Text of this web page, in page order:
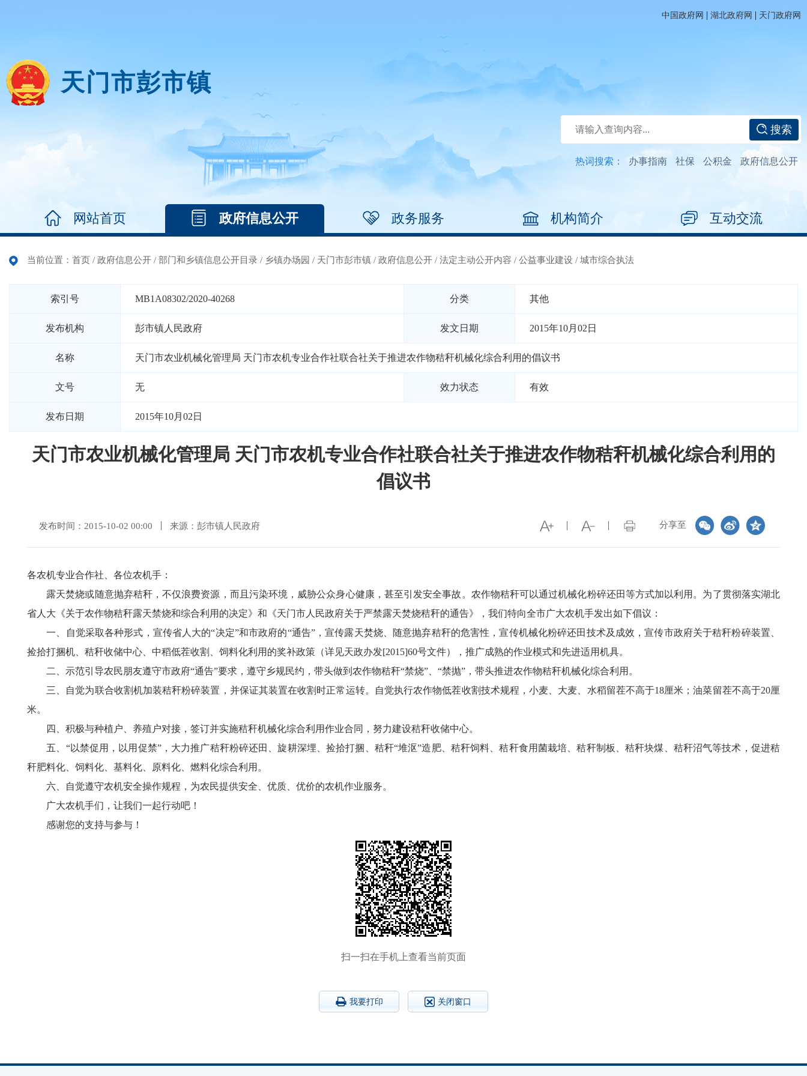
中国政府网 | 湖北政府网 | 天门政府网
天门市彭市镇
搜索
热词搜索： 办事指南 社保 公积金 政府信息公开
网站首页 政府信息公开 政务服务 机构简介 互动交流
当前位置： 首页 / 政府信息公开 / 部门和乡镇信息公开目录 / 乡镇办场园 / 天门市彭市镇 / 政府信息公开 / 法定主动公开内容 / 公益事业建设 / 城市综合执法
索引号 MB1A08302/2020-40268 分类 其他
发布机构 彭市镇人民政府 发文日期 2015年10月02日
名称 天门市农业机械化管理局 天门市农机专业合作社联合社关于推进农作物秸秆机械化综合利用的倡议书
文号 无 效力状态 有效
发布日期 2015年10月02日
天门市农业机械化管理局 天门市农机专业合作社联合社关于推进农作物秸秆机械化综合利用的
倡议书
分享至
发布时间：2015-10-02 00:00 来源：彭市镇人民政府
各农机专业合作社、各位农机手：
露天焚烧或随意抛弃秸秆，不仅浪费资源，而且污染环境，威胁公众身心健康，甚至引发安全事故。农作物秸秆可以通过机械化粉碎还田等方式加以利用。为了贯彻落实湖北
省人大《关于农作物秸秆露天禁烧和综合利用的决定》和《天门市人民政府关于严禁露天焚烧秸秆的通告》，我们特向全市广大农机手发出如下倡议：
一、自觉采取各种形式，宣传省人大的“决定”和市政府的“通告”，宣传露天焚烧、随意抛弃秸秆的危害性，宣传机械化粉碎还田技术及成效，宣传市政府关于秸秆粉碎装置、
捡拾打捆机、秸秆收储中心、中稻低茬收割、饲料化利用的奖补政策（详见天政办发[2015]60号文件），推广成熟的作业模式和先进适用机具。
二、示范引导农民朋友遵守市政府“通告”要求，遵守乡规民约，带头做到农作物秸秆“禁烧”、“禁抛”，带头推进农作物秸秆机械化综合利用。
三、自觉为联合收割机加装秸秆粉碎装置，并保证其装置在收割时正常运转。自觉执行农作物低茬收割技术规程，小麦、大麦、水稻留茬不高于18厘米；油菜留茬不高于20厘
米。
四、积极与种植户、养殖户对接，签订并实施秸秆机械化综合利用作业合同，努力建设秸秆收储中心。
五、“以禁促用，以用促禁”，大力推广秸秆粉碎还田、旋耕深埋、捡拾打捆、秸秆“堆沤”造肥、秸秆饲料、秸秆食用菌栽培、秸秆制板、秸秆块煤、秸秆沼气等技术，促进秸
秆肥料化、饲料化、基料化、原料化、燃料化综合利用。
六、自觉遵守农机安全操作规程，为农民提供安全、优质、优价的农机作业服务。
广大农机手们，让我们一起行动吧！
感谢您的支持与参与！
扫一扫在手机上查看当前页面
我要打印 关闭窗口